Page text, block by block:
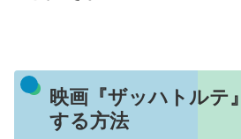
映画『ザッハトルテ
する方法